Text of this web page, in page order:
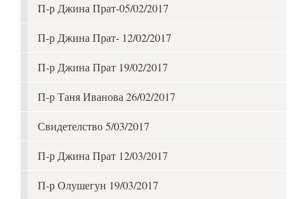
П-р Джина Прат-05/02/2017
П-р Джина Прат- 12/02/2017
П-р Джина Прат 19/02/2017
П-р Таня Иванова 26/02/2017
Свидетелство 5/03/2017
П-р Джина Прат 12/03/2017
П-р Олушегун 19/03/2017